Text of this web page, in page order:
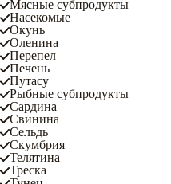
Мясные субпродукты
Насекомые
Окунь
Оленина
Перепел
Печень
Путасу
Рыбные субпродукты
Сардина
Свинина
Сельдь
Скумбрия
Телятина
Треска